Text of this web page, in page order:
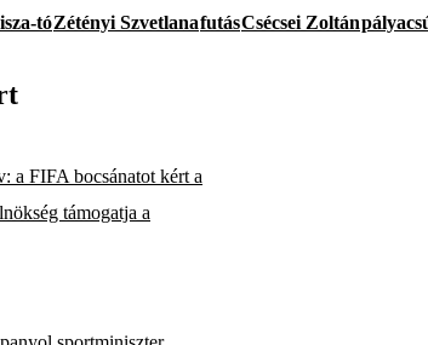
tóZétényi SzvetlanafutásCsécsei Zoltán
a FIFA bocsánatot kért a
támogatja a